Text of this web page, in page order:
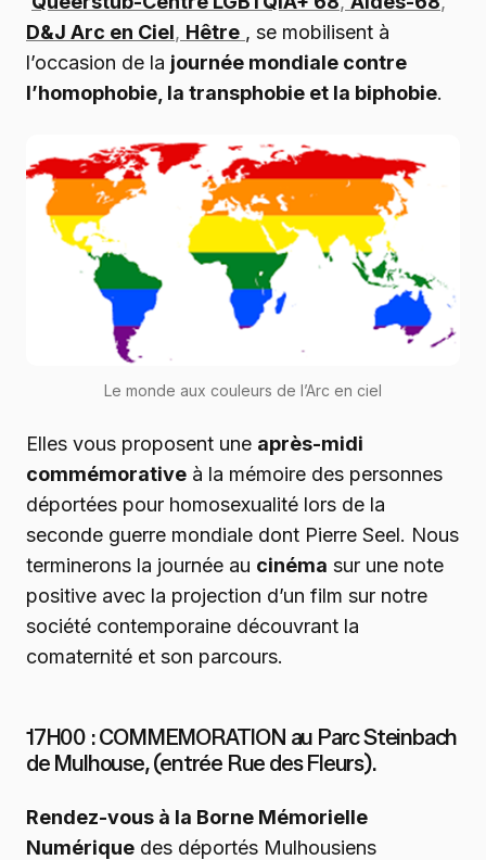
D&J Arc en Ciel, Hêtre , se mobilisent à
l’occasion de la journée mondiale contre
l’homophobie, la transphobie et la biphobie.
Le monde aux couleurs de l’Arc en ciel
Elles vous proposent une après-midi
commémorative à la mémoire des personnes
déportées pour homosexualité lors de la
seconde guerre mondiale dont Pierre Seel. Nous
terminerons la journée au cinéma sur une note
positive avec la projection d’un film sur notre
société contemporaine découvrant la
comaternité et son parcours.
17H00 : COMMEMORATION au Parc Steinbach
de Mulhouse, (entrée Rue des Fleurs).
Rendez-vous à la Borne Mémorielle
Numérique des déportés Mulhousiens